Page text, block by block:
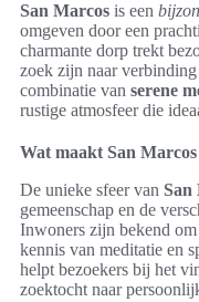
San Marcos is een
omgeven door een
charmante dorp trekt
zoek zijn naar
combinatie van serene
rustige atmosfeer die
Wat maakt San
De unieke sfeer van San
gemeenschap en de
Inwoners zijn bekend
kennis van meditatie en
helpt bezoekers bij het
zoektocht naar